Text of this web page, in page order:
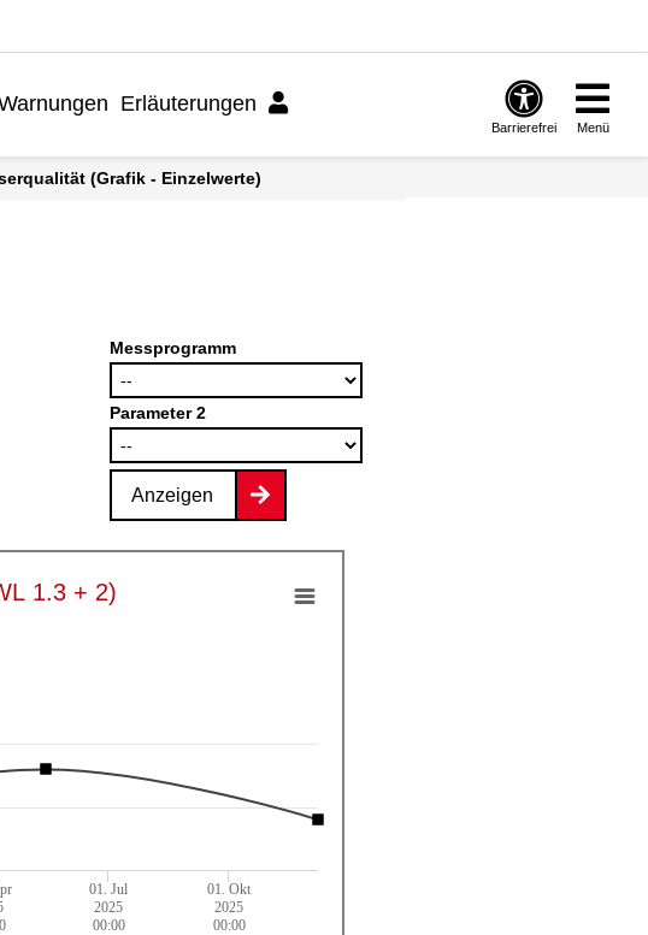
Erläuterungen
Barrierefrei Menü
(Grafik - Einzelwerte)
Messprogramm
Parameter 2
Anzeigen
1.3 + 2)
01. Jul
2025
00:00
01. Okt
2025
00:00